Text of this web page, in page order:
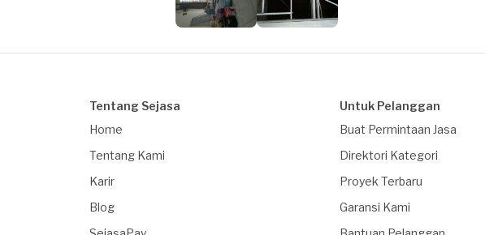
Tentang Sejasa
Home
Tentang Kami
Karir
Blog
Untuk Pelanggan
Buat Permintaan Jasa
Direktori Kategori
Proyek Terbaru
Garansi Kami